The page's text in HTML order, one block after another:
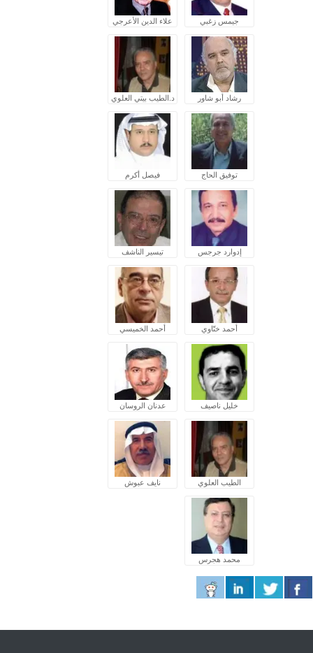
جيمس زغبي علاء الدين الأعرجي
رشاد أبو شاور د.الطيب بيتي العلوي
توفيق الحاج فيصل أكرم
إدوارد جرجس تيسير الناشف
أحمد ختّاوي أحمد الخميسي
خليل ناصيف عدنان الروسان
الطيب العلوي نايف عبوش
محمد هجرس